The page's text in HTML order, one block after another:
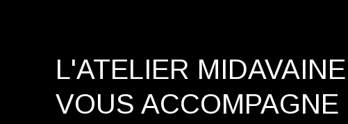
L'ATELIER MIDAVAINE
VOUS ACCOMPAGNE